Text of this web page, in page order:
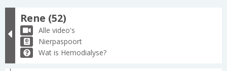
Rene (52)
Alle video's
Nierpaspoort
Wat is Hemodialyse?